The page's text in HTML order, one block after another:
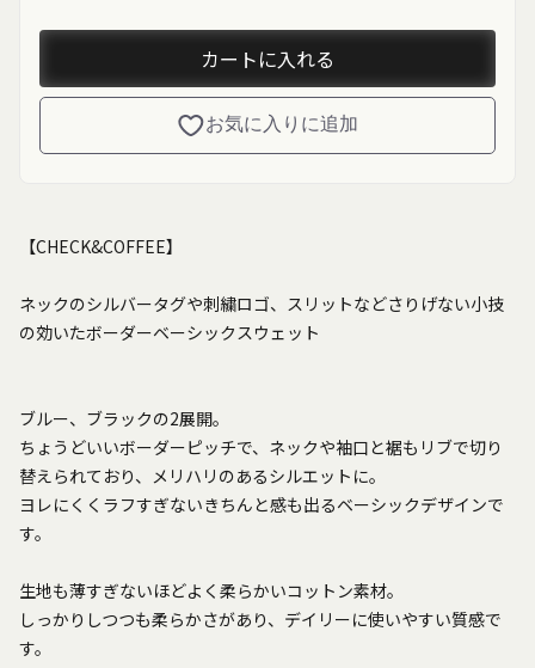
カートに入れる
お気に入りに追加
【CHECK&COFFEE】
ネックのシルバータグや刺繍ロゴ、スリットなどさりげない小技
の効いたボーダーベーシックスウェット
ブルー、ブラックの2展開。
ちょうどいいボーダーピッチで、ネックや袖口と裾もリブで切り
替えられており、メリハリのあるシルエットに。
ヨレにくくラフすぎないきちんと感も出るベーシックデザインで
す。
生地も薄すぎないほどよく柔らかいコットン素材。
しっかりしつつも柔らかさがあり、デイリーに使いやすい質感で
す。